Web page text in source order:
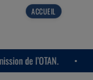
de l’OTAN.